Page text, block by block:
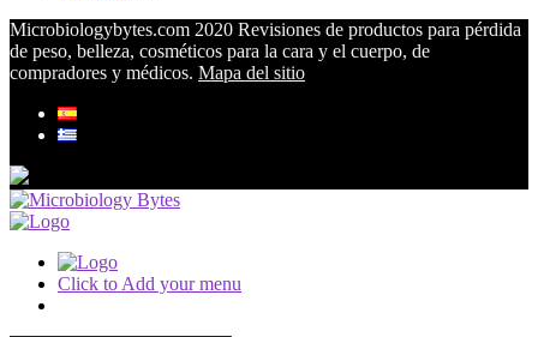
Microbiologybytes.com 2020 Revisiones de productos para pérdida
de peso, belleza, cosméticos para la cara y el cuerpo, de
compradores y médicos. Mapa del sitio
Click to Add your menu